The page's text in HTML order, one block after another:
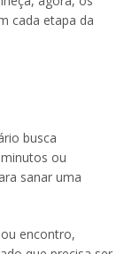
cada etapa da
busca
ou
sanar uma
encontro,